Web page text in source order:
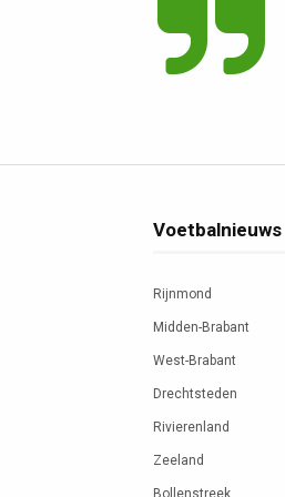
Voetbalnieuws
Rijnmond
Midden-Brabant
West-Brabant
Drechtsteden
Rivierenland
Zeeland
Bollenstreek